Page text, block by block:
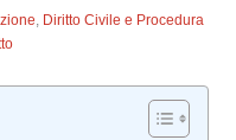
, Diritto Civile e Procedura